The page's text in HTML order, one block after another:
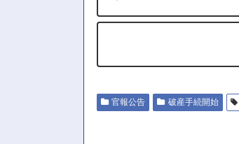
官報公告 破産手続開始